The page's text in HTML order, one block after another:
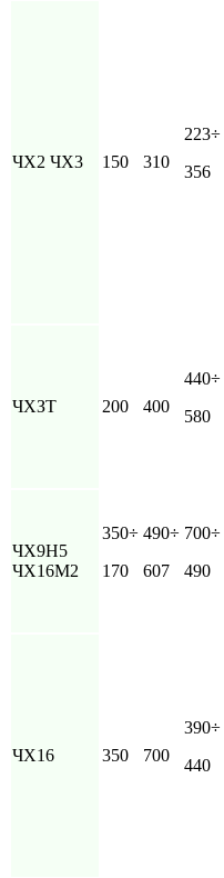
ЧХ2 ЧX3 150 310
223÷
356
ЧХЗТ 200 400
440÷
580
ЧХ9Н5
ЧX16М2
350÷
170
490÷
607
700÷
490
ЧX16 350 700
390÷
440